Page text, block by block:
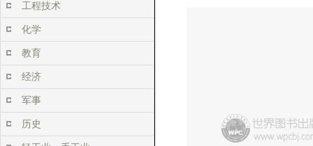
工程技术
化学
教育
经济
军事
历史